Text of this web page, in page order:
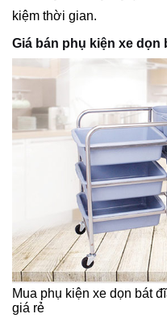
kiệm thời gian.
Giá bán phụ kiện xe dọn
Mua phụ kiện xe dọn bát
giá rẻ